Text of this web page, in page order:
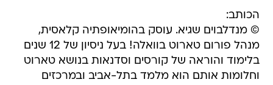
הכותב:
© מנדלבוים שגיא. עוסק בהומיאופתיה קלאסית,
מנהל פורום טארוט בוואלה! בעל ניסיון של 12 שנים
בלימוד והוראה של קורסים וסדנאות בנושא טארוט
וחלומות אותם הוא מלמד בתל-אביב ובמרכזים